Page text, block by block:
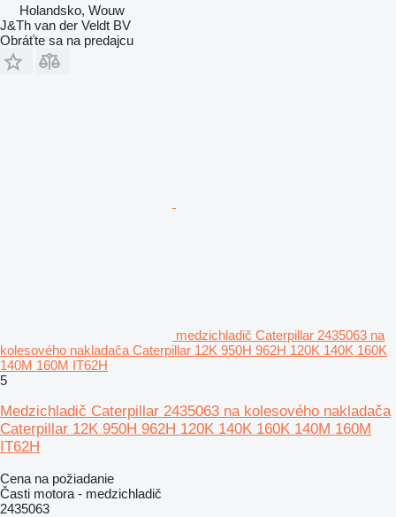
Holandsko, Wouw
J&Th van der Veldt BV
Obráťte sa na predajcu
medzichladič Caterpillar 2435063 na
kolesového nakladača Caterpillar 12K 950H 962H 120K 140K 160K
140M 160M IT62H
5
Medzichladič Caterpillar 2435063 na kolesového nakladača
Caterpillar 12K 950H 962H 120K 140K 160K 140M 160M
IT62H
Cena na požiadanie
Časti motora - medzichladič
2435063